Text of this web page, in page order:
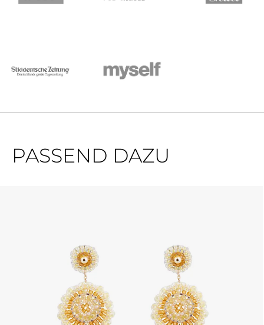
PASSEND DAZU